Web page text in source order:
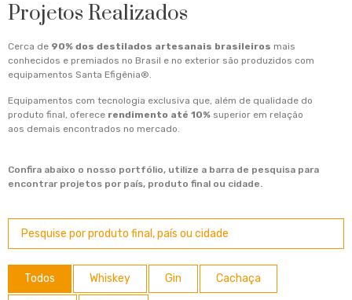
Projetos Realizados
Cerca de 90% dos destilados artesanais brasileiros mais
conhecidos e premiados no Brasil e no exterior são produzidos com
equipamentos Santa Efigênia®.
Equipamentos com tecnologia exclusiva que, além de qualidade do
produto final, oferece rendimento até 10% superior em relação
aos demais encontrados no mercado.
Confira abaixo o nosso portfólio, utilize a barra de pesquisa para
encontrar projetos por país, produto final ou cidade.
Todos Whiskey Gin Cachaça